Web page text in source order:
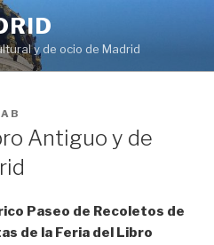
y de ocio de Madrid
Antiguo y de
Paseo de Recoletos de
de la Feria del Libro